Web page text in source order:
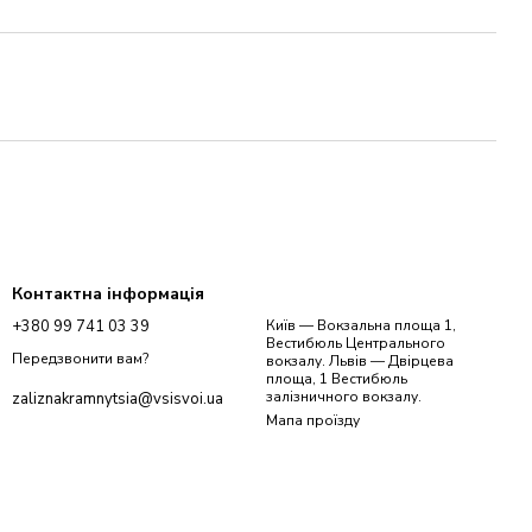
Контактна інформація
+380 99 741 03 39
Передзвонити вам?
zaliznakramnytsia@vsisvoi.ua
Київ — Вокзальна площа 1,
Вестибюль Центрального
вокзалу. Львів — Двірцева
площа, 1 Вестибюль
залізничного вокзалу.
Мапа проїзду